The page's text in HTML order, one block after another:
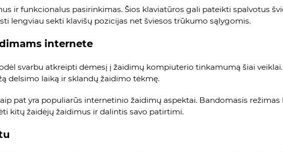
ir funkcionalus pasirinkimas. Šios klaviatūros gali pateikti spalvotus
lengviau sekti klavišų pozicijas net šviesos trūkumo sąlygomis.
internete
svarbu atkreipti dėmesį į žaidimų kompiuterio tinkamumą šiai
delsimo laiką ir sklandų žaidimo tėkmę.
pat yra populiarūs internetinio žaidimų aspektai. Bandomasis
kitų žaidėjų žaidimus ir dalintis savo patirtimi.